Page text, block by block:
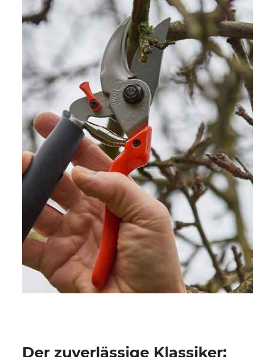
Der zuverlässige Klassiker: